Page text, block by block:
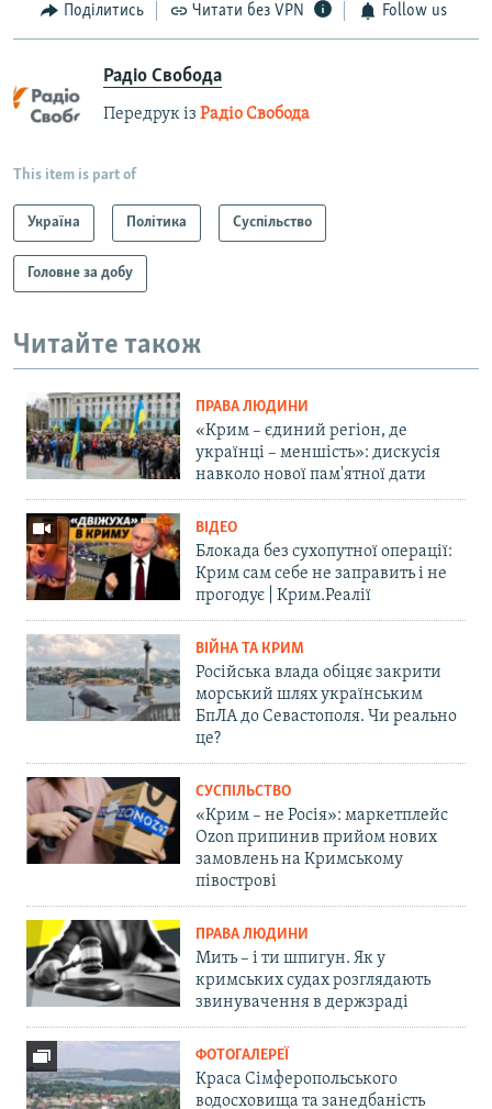
Поділитись Читати без VPN Follow us
Радіо Свобода
Передрук із Радіо Свобода
This item is part of
Україна Політика Суспільство
Головне за добу
Читайте також
ПРАВА ЛЮДИНИ
«Крим – єдиний регіон, де
українці – меншість»: дискусія
навколо нової пам'ятної дати
ВІДЕО
Блокада без сухопутної операції:
Крим сам себе не заправить і не
прогодує | Крим.Реалії
ВІЙНА ТА КРИМ
Російська влада обіцяє закрити
морський шлях українським
БпЛА до Севастополя. Чи реально
це?
СУСПІЛЬСТВО
«Крим – не Росія»: маркетплейс
Ozon припинив прийом нових
замовлень на Кримському
півострові
ПРАВА ЛЮДИНИ
Мить – і ти шпигун. Як у
кримських судах розглядають
звинувачення в держзраді
ФОТОГАЛЕРЕЇ
Краса Сімферопольського
водосховища та занедбаність